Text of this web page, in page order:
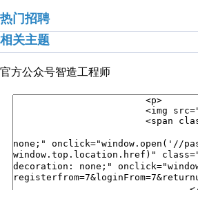
热门招聘
相关主题
官方公众号智造工程师